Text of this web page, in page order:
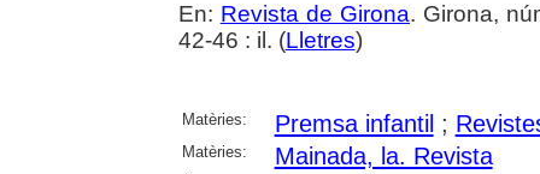
En: Revista de Girona. Girona,
42-46 : il. (Lletres)
Matèries: Premsa infantil ;
Matèries: Mainada, la. Revista